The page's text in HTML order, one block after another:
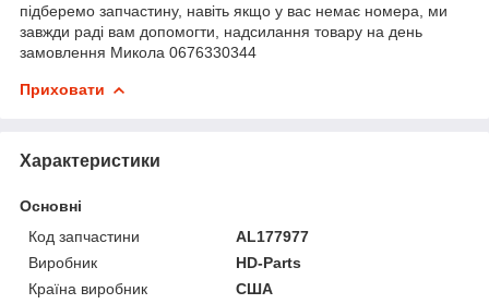
підберемо запчастину, навіть якщо у вас немає номера, ми
завжди раді вам допомогти, надсилання товару на день
замовлення Микола 0676330344
Приховати
Характеристики
Основні
Код запчастини
AL177977
Виробник
HD-Parts
Країна виробник
США